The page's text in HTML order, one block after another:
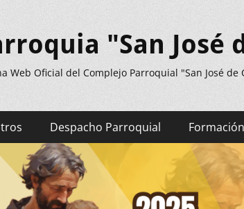
"San José
Web Oficial del Complejo Parroquial "San José
Despacho Parroquial Formación